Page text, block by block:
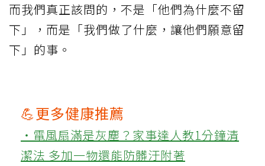
而我們真正該問的，不是「他們為什麼不留
下」，而是「我們做了什麼，讓他們願意留
下」的事。
💪更多健康推薦
‧電風扇滿是灰塵？家事達人教1分鐘清
潔法 多加一物還能防髒汙附著